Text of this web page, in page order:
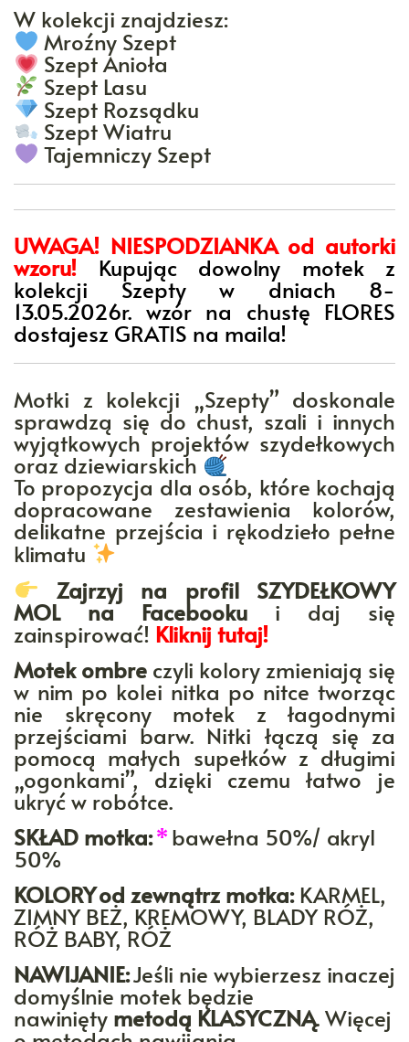
W kolekcji znajdziesz:
Mroźny Szept
Szept Anioła
Szept Lasu
Szept Rozsądku
Szept Wiatru
Tajemniczy Szept
UWAGA! NIESPODZIANKA od autorki
wzoru! Kupując dowolny motek z
kolekcji Szepty w dniach 8-
13.05.2026r. wzór na chustę FLORES
dostajesz GRATIS na maila!
Motki z kolekcji „Szepty” doskonale
sprawdzą się do chust, szali i innych
wyjątkowych projektów szydełkowych
oraz dziewiarskich
To propozycja dla osób, które kochają
dopracowane zestawienia kolorów,
delikatne przejścia i rękodzieło pełne
klimatu
Zajrzyj na profil SZYDEŁKOWY
MOL na Facebooku i daj się
zainspirować! Kliknij tutaj!
Motek ombre czyli kolory zmieniają się
w nim po kolei nitka po nitce tworząc
nie skręcony motek z łagodnymi
przejściami barw. Nitki łączą się za
pomocą małych supełków z długimi
„ogonkami”, dzięki czemu łatwo je
ukryć w robótce.
SKŁAD motka:*bawełna 50%/ akryl
50%
KOLORYod zewnątrz motka:KARMEL,
ZIMNY BEŻ, KREMOWY, BLADY RÓŻ,
RÓŻ BABY, RÓŻ
NAWIJANIE:Jeśli nie wybierzesz inaczej
domyślnie motek będzie
nawinięty metodą KLASYCZNĄ. Więcej